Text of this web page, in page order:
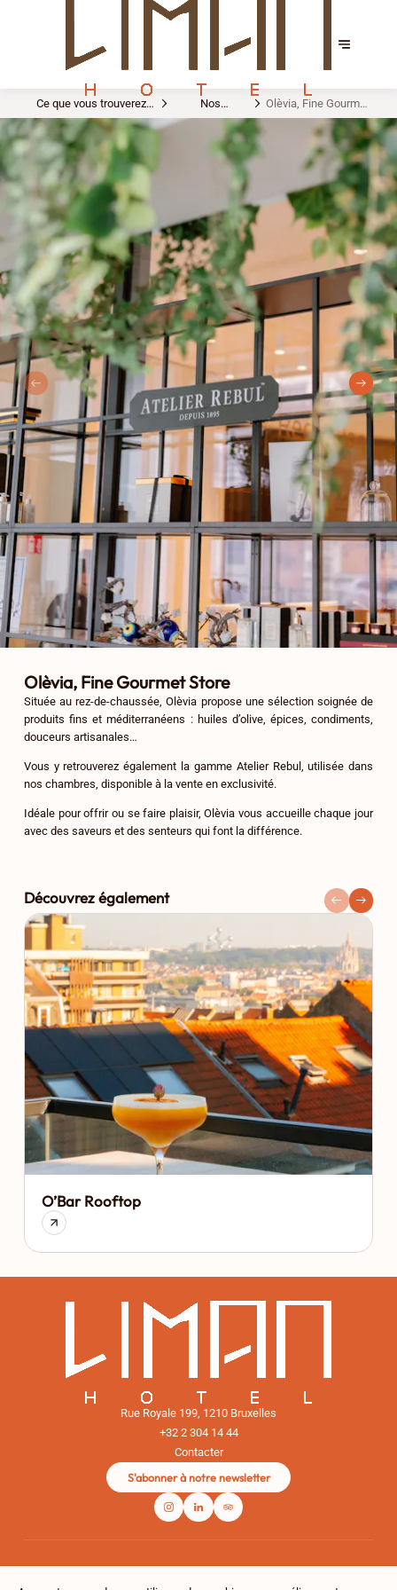
Ce que vous trouverez
chez nous
Nos
aménagements
Olèvia, Fine Gourmet
Store
Olèvia, Fine Gourmet Store
Située au rez-de-chaussée, Olèvia propose une sélection soignée de
produits fins et méditerranéens : huiles d’olive, épices, condiments,
douceurs artisanales…
Vous y retrouverez également la gamme Atelier Rebul, utilisée dans
nos chambres, disponible à la vente en exclusivité.
Idéale pour offrir ou se faire plaisir, Olèvia vous accueille chaque jour
avec des saveurs et des senteurs qui font la différence.
Découvrez également
O’Bar Rooftop
Rue Royale 199, 1210 Bruxelles
+32 2 304 14 44
Contacter
S'abonner à notre newsletter